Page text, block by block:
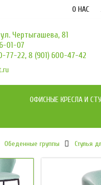
О НАС
Чертыгашева, 81
01-07
77-22, 8 (901) 600-47-42
ОФИСНЫЕ КРЕСЛА И
Обеденные группы Стулья